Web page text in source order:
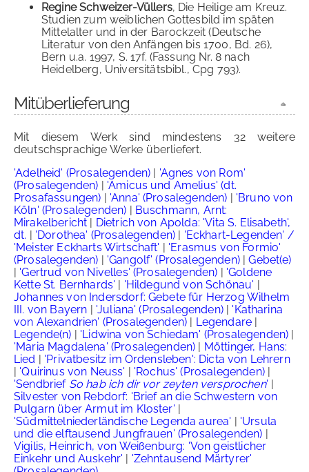
Regine Schweizer-Vüllers, Die Heilige am Kreuz.
Studien zum weiblichen Gottesbild im späten
Mittelalter und in der Barockzeit (Deutsche
Literatur von den Anfängen bis 1700, Bd. 26),
Bern u.a. 1997, S. 17f. (Fassung Nr. 8 nach
Heidelberg, Universitätsbibl., Cpg 793).
Mitüberlieferung
Mit diesem Werk sind mindestens 32 weitere
deutschsprachige Werke überliefert.
'Adelheid' (Prosalegenden) | 'Agnes von Rom'
(Prosalegenden) | 'Amicus und Amelius' (dt.
Prosafassungen) | 'Anna' (Prosalegenden) | 'Bruno von
Köln' (Prosalegenden) | Buschmann, Arnt:
Mirakelbericht | Dietrich von Apolda: 'Vita S. Elisabeth',
dt. | 'Dorothea' (Prosalegenden) | 'Eckhart-Legenden' /
'Meister Eckharts Wirtschaft' | 'Erasmus von Formio'
(Prosalegenden) | 'Gangolf' (Prosalegenden)|Gebet(e)
| 'Gertrud von Nivelles' (Prosalegenden) | 'Goldene
Kette St. Bernhards' | 'Hildegund von Schönau' |
Johannes von Indersdorf: Gebete für Herzog Wilhelm
III. von Bayern | 'Juliana' (Prosalegenden)| 'Katharina
von Alexandrien' (Prosalegenden) | Legendare |
Legende(n) | 'Lidwina von Schiedam' (Prosalegenden) |
'Maria Magdalena' (Prosalegenden) | Möttinger, Hans:
Lied | 'Privatbesitz im Ordensleben': Dicta von Lehrern
| 'Quirinus von Neuss' | 'Rochus' (Prosalegenden)|
'Sendbrief So hab ich dir vor zeyten versprochen' |
Silvester von Rebdorf: 'Brief an die Schwestern von
Pulgarn über Armut im Kloster' |
'Südmittelniederländische Legenda aurea' | 'Ursula
und die elftausend Jungfrauen' (Prosalegenden) |
Vigilis, Heinrich, von Weißenburg: 'Von geistlicher
Einkehr und Auskehr' | 'Zehntausend Märtyrer'